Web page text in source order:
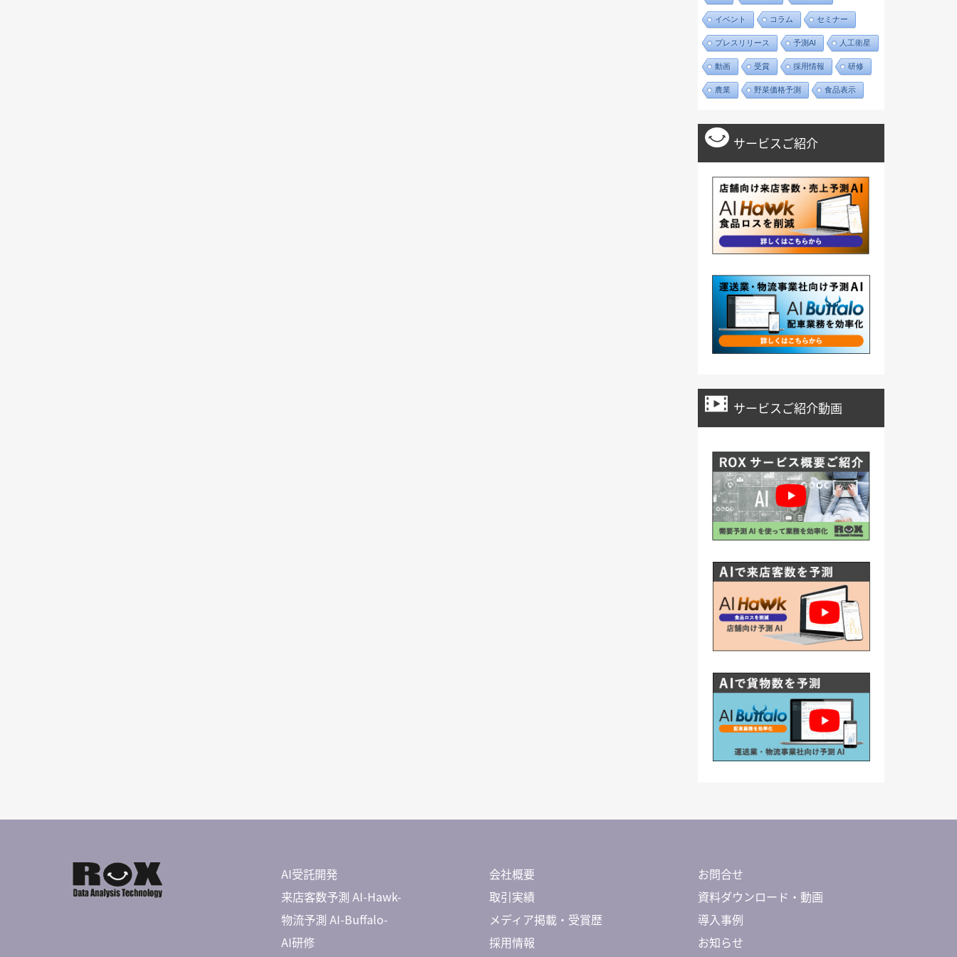
イベント コラム セミナー
プレスリリース 予測AI 人工衛星
動画 受賞 採用情報 研修
農業 野菜価格予測 食品表示
サービスご紹介
サービスご紹介動画
AI受託開発
来店客数予測 AI-Hawk-
物流予測 AI-Buffalo-
AI研修
会社概要
取引実績
メディア掲載・受賞歴
採用情報
お問合せ
資料ダウンロード・動画
導入事例
お知らせ